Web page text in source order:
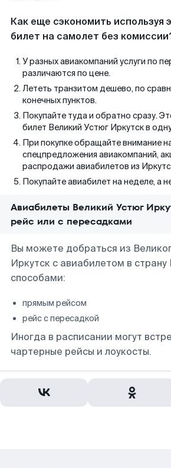
Как еще сэкономить используя
билет на самолет без
У разных авиакомпаний услуги по
различаются по цене.
Лететь транзитом дешево, по
конечных пунктов.
Покупайте туда и обратно сразу.
билет Великий Устюг Иркутск в
При покупке обращайте внимание
спецпредложения авиакомпаний,
распродажи авиабилетов из
Покупайте авиабилет на неделе, а
Авиабилеты Великий Устюг
рейс или с пересадками
Вы можете добраться из
Иркутск с авиабилетом в страну
способами:
прямым рейсом
рейс с пересадкой
Иногда в расписании могут
чартерные рейсы и лоукосты.